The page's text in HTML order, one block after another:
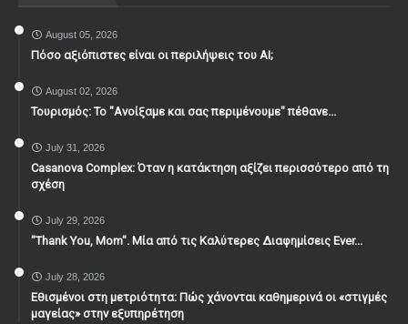
August 05, 2026
Πόσο αξιόπιστες είναι οι περιλήψεις του ΑΙ;
August 02, 2026
Τουρισμός: Το "Ανοίξαμε και σας περιμένουμε" πέθανε...
July 31, 2026
Casanova Complex: Όταν η κατάκτηση αξίζει περισσότερο από τη
σχέση
July 29, 2026
"Thank You, Mοm". Μία από τις Καλύτερες Διαφημίσεις Ever...
July 28, 2026
Εθισμένοι στη μετριότητα: Πώς χάνονται καθημερινά οι «στιγμές
μαγείας» στην εξυπηρέτηση